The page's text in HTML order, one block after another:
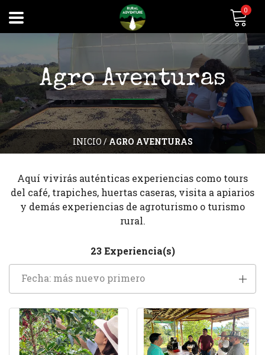
0
INICIO/AGRO AVENTURAS
Agro Aventuras
Aquí vivirás auténticas experiencias como tours
del café, trapiches, huertas caseras, visita a apiarios
y demás experiencias de agroturismo o turismo
rural.
23 Experiencia(s)
Fecha: más nuevo primero